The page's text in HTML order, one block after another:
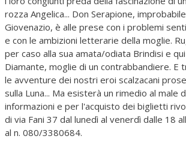
rozza Angelica... Don Serapione,
Giovenazio, è alle prese con i problemi
e con le ambizioni letterarie della moglie.
per caso alla sua amata/odiata Brindisi e
Diamante, moglie di un contrabbandiere. E
le avventure dei nostri eroi scalzacani
sulla Luna... Ma esisterà un rimedio al male
informazioni e per l'acquisto dei biglietti
di via Fani 37 dal lunedì al venerdì dalle 18
al n. 080/3380684.